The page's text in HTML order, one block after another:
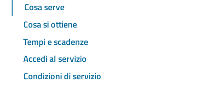
Cosa serve
Cosa si ottiene
Tempi e scadenze
Accedi al servizio
Condizioni di servizio